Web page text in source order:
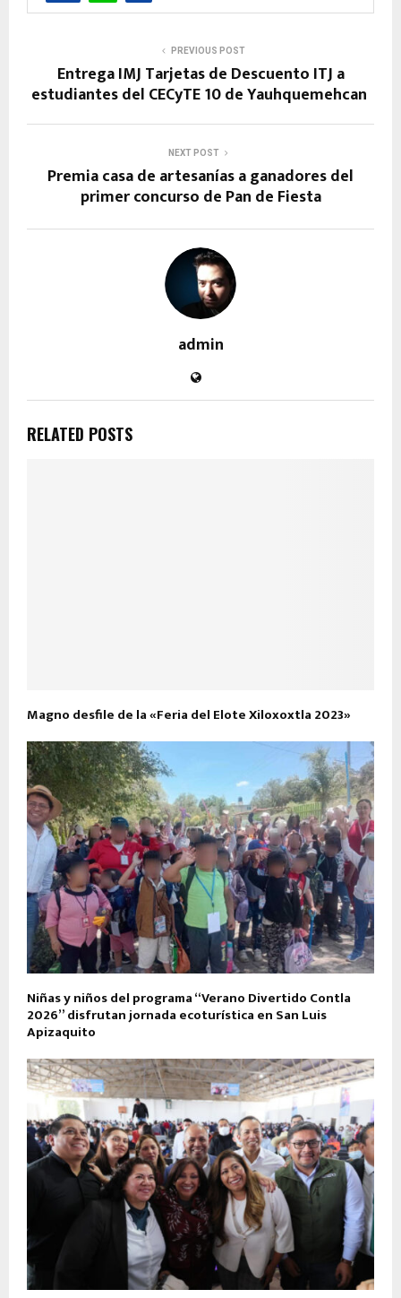
PREVIOUS POST
Entrega IMJ Tarjetas de Descuento ITJ a
estudiantes del CECyTE 10 de Yauhquemehcan
NEXT POST
Premia casa de artesanías a ganadores del
primer concurso de Pan de Fiesta
admin
RELATED POSTS
Magno desfile de la «Feria del Elote Xiloxoxtla 2023»
Niñas y niños del programa “Verano Divertido Contla
2026” disfrutan jornada ecoturística en San Luis
Apizaquito